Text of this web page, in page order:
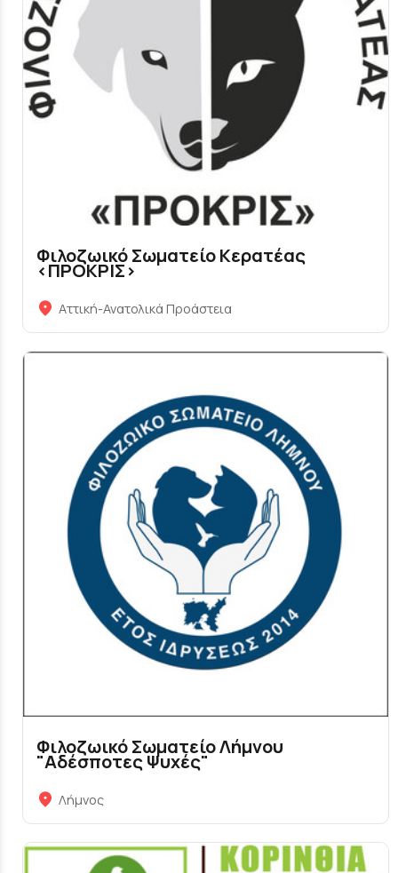
Φιλοζωικό Σωματείο Κερατέας
<ΠΡΟΚΡΙΣ>
Αττική-Ανατολικά Προάστεια
Φιλοζωικό Σωματείο Λήμνου
"Αδέσποτες Ψυχές"
Λήμνος